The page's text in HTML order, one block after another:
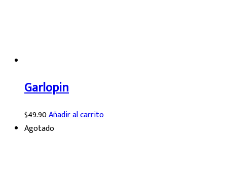
Garlopin
$49.90Añadir al carrito
Agotado